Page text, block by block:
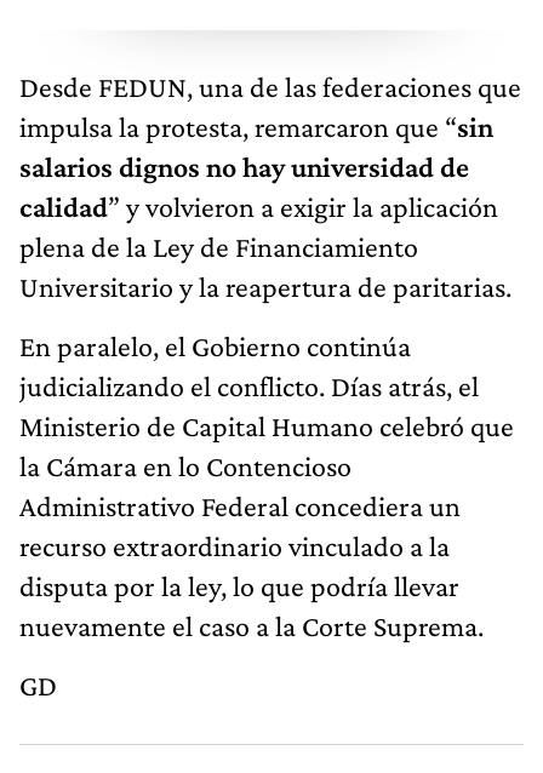
Desde FEDUN, una de las federaciones que
impulsa la protesta, remarcaron que “sin
salarios dignos no hay universidad de
calidad” y volvieron a exigir la aplicación
plena de la Ley de Financiamiento
Universitario y la reapertura de paritarias.
En paralelo, el Gobierno continúa
judicializando el conflicto. Días atrás, el
Ministerio de Capital Humano celebró que
la Cámara en lo Contencioso
Administrativo Federal concediera un
recurso extraordinario vinculado a la
disputa por la ley, lo que podría llevar
nuevamente el caso a la Corte Suprema.
GD